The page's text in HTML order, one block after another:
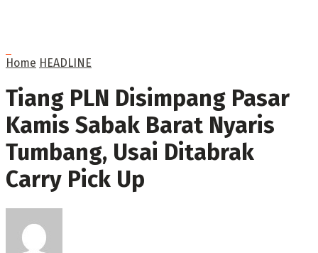
Home HEADLINE
Tiang PLN Disimpang Pasar
Kamis Sabak Barat Nyaris
Tumbang, Usai Ditabrak
Carry Pick Up